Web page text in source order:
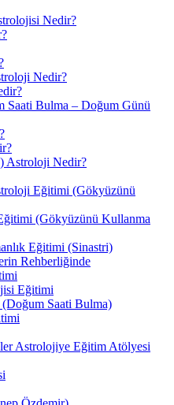
Nedir?
Nedir?
Saati Bulma – Doğum Günü
Astroloji Nedir?
Eğitimi (Gökyüzünü
(Gökyüzünü Kullanma
Eğitimi (Sinastri)
Rehberliğinde
Eğitimi
Saati Bulma)
Astrolojiye Eğitim Atölyesi